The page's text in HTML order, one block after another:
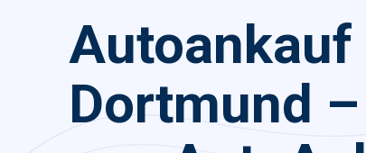
Autoankauf
Dortmund